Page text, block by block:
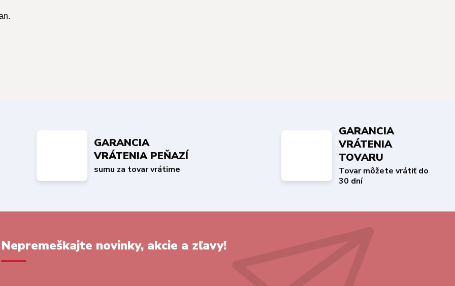
GARANCIA
VRÁTENIA PEŇAZÍ
sumu za tovar vrátime
GARANCIA
VRÁTENIA
TOVARU
Tovar môžete vrátiť do
30 dní
Nepremeškajte novinky, akcie a zľavy!